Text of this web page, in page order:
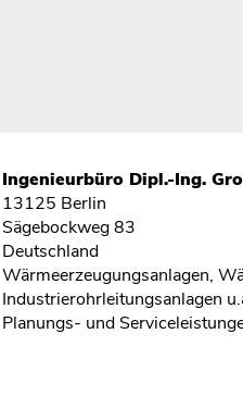
Ingenieurbüro Dipl.-Ing.
13125 Berlin
Sägebockweg 83
Deutschland
Wärmeerzeugungsanlagen,
Industrierohrleitungsanlagen
Planungs- und